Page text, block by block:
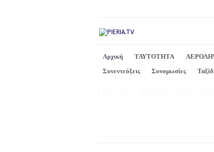
Αρχική ΤΑΥΤΟΤΗΤΑ
Συνεντεύξεις
Συνομωσίες